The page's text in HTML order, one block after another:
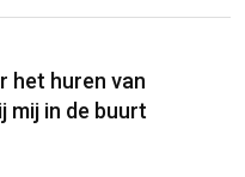
het huren van
mij in de buurt